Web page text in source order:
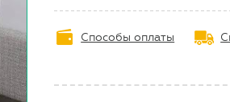
Способы оплаты